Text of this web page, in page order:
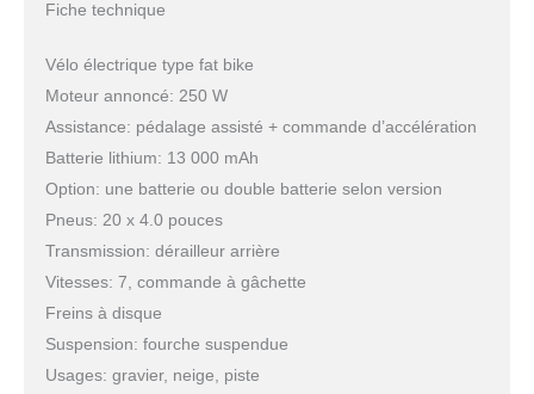
Fiche technique
Vélo électrique type fat bike
Moteur annoncé: 250 W
Assistance: pédalage assisté + commande d’accélération
Batterie lithium: 13 000 mAh
Option: une batterie ou double batterie selon version
Pneus: 20 x 4.0 pouces
Transmission: dérailleur arrière
Vitesses: 7, commande à gâchette
Freins à disque
Suspension: fourche suspendue
Usages: gravier, neige, piste